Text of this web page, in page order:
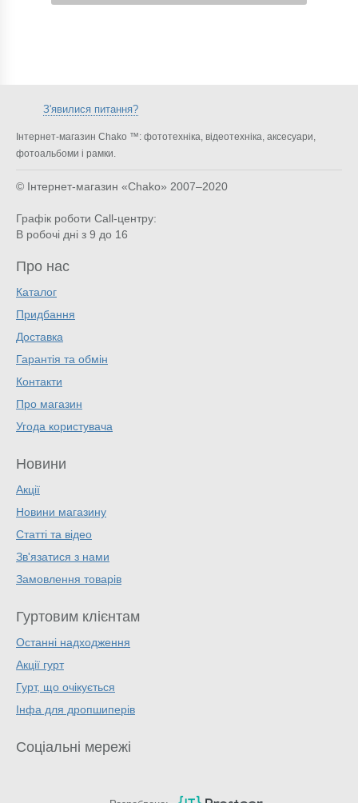
З'явилися питання?
Інтернет-магазин Chako ™: фототехніка, відеотехніка, аксесуари,
фотоальбоми і рамки.
© Інтернет-магазин «Chako» 2007–2020
Графік роботи Call-центру:
В робочі дні з 9 до 16
Про нас
Каталог
Придбання
Доставка
Гарантія та обмін
Контакти
Про магазин
Угода користувача
Новини
Акції
Новини магазину
Статті та відео
Зв'язатися з нами
Замовлення товарів
Гуртовим клієнтам
Останні надходження
Акції гурт
Гурт, що очікується
Інфа для дропшиперів
Соціальні мережі